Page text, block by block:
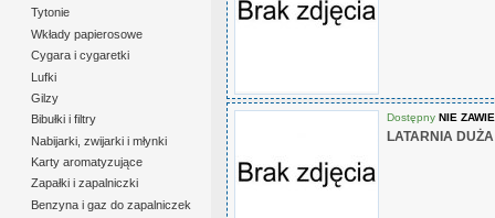
Tytonie
Wkłady papierosowe
Cygara i cygaretki
Lufki
Gilzy
Bibułki i filtry
Nabijarki, zwijarki i młynki
Karty aromatyzujące
Zapałki i zapalniczki
Benzyna i gaz do zapalniczek
Dostępny NIE
LATARNIA